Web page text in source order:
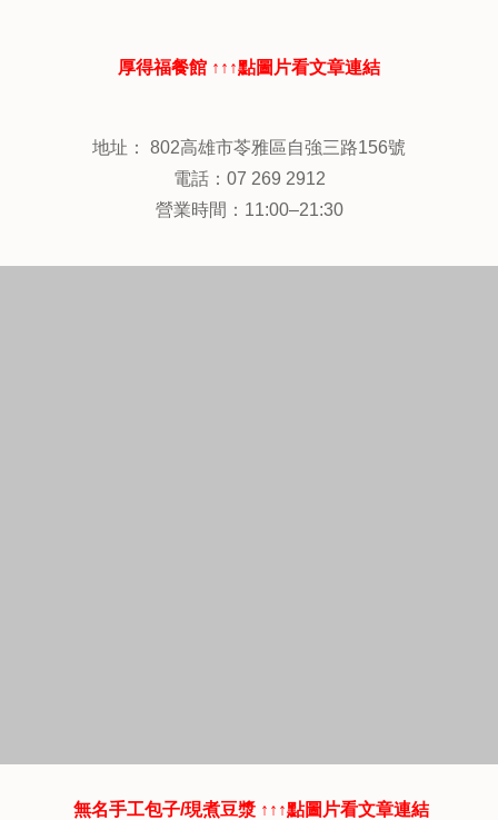
厚得福餐館 ↑↑↑點圖片看文章連結
地址： 802高雄市苓雅區自強三路156號
電話：07 269 2912
營業時間：11:00–21:30
無名手工包子/現煮豆漿 ↑↑↑點圖片看文章連結